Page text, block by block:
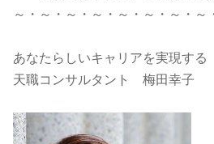
～・～・～・～・～・～・～・～
あなたらしいキャリアを実現する
天職コンサルタント 梅田幸子